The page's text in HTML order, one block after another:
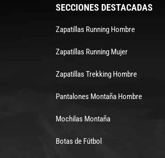
SECCIONES DESTACADAS
Zapatillas Running Hombre
Zapatillas Running Mujer
Zapatillas Trekking Hombre
Pantalones Montaña Hombre
Mochilas Montaña
Botas de Fútbol